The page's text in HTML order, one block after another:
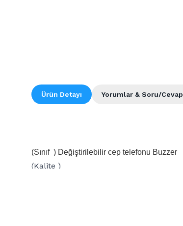
Ürün Detayı Yorumlar & Soru/Cevap
(Sınıf ) Değiştirilebilir cep telefonu Buzzer
(Kalite )